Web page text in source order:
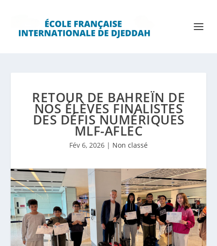
RETOUR DE BAHREÏN DE
NOS ÉLÈVES FINALISTES
DES DÉFIS NUMÉRIQUES
MLF-AFLEC
Fév 6, 2026 | Non classé